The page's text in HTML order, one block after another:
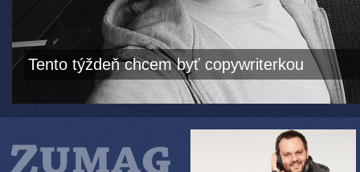
Tento týždeň chcem byť copywriterkou